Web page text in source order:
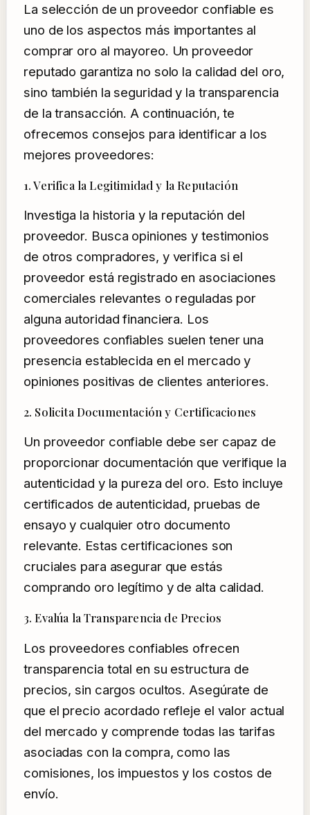
La selección de un proveedor confiable es
uno de los aspectos más importantes al
comprar oro al mayoreo. Un proveedor
reputado garantiza no solo la calidad del oro,
sino también la seguridad y la transparencia
de la transacción. A continuación, te
ofrecemos consejos para identificar a los
mejores proveedores:
1. Verifica la Legitimidad y la Reputación
Investiga la historia y la reputación del
proveedor. Busca opiniones y testimonios
de otros compradores, y verifica si el
proveedor está registrado en asociaciones
comerciales relevantes o reguladas por
alguna autoridad financiera. Los
proveedores confiables suelen tener una
presencia establecida en el mercado y
opiniones positivas de clientes anteriores.
2. Solicita Documentación y Certificaciones
Un proveedor confiable debe ser capaz de
proporcionar documentación que verifique la
autenticidad y la pureza del oro. Esto incluye
certificados de autenticidad, pruebas de
ensayo y cualquier otro documento
relevante. Estas certificaciones son
cruciales para asegurar que estás
comprando oro legítimo y de alta calidad.
3. Evalúa la Transparencia de Precios
Los proveedores confiables ofrecen
transparencia total en su estructura de
precios, sin cargos ocultos. Asegúrate de
que el precio acordado refleje el valor actual
del mercado y comprende todas las tarifas
asociadas con la compra, como las
comisiones, los impuestos y los costos de
envío.